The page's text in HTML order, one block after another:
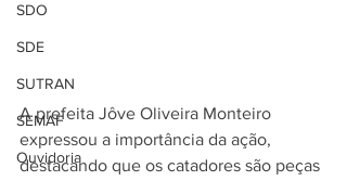
SDO
SDE
SUTRAN
SEMAF
Ouvidoria
A prefeita Jôve Oliveira Monteiro
expressou a importância da ação,
destacando que os catadores são peças